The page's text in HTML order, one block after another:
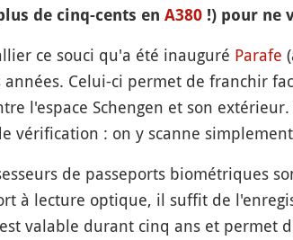
de cinq-cents en A380!) pour ne
ce souci qu'a été inauguré Parafe
Celui-ci permet de franchir
l'espace Schengen et son
vérification : on y scanne
de passeports biométriques
à lecture optique, il suffit de
valable durant cinq ans et permet